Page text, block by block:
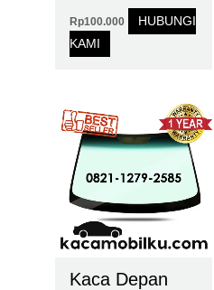
Rp100.000
HUBUNGI
KAMI
Kaca Depan